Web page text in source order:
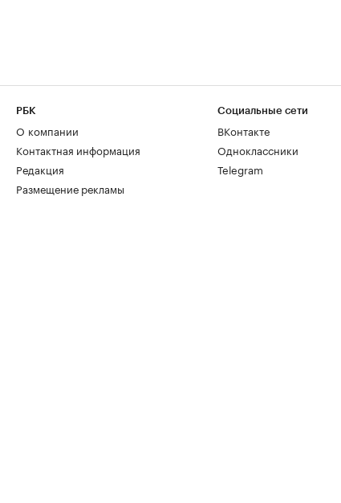
РБК
О компании
Контактная информация
Редакция
Размещение рекламы
Социальные сети
ВКонтакте
Одноклассники
Telegram